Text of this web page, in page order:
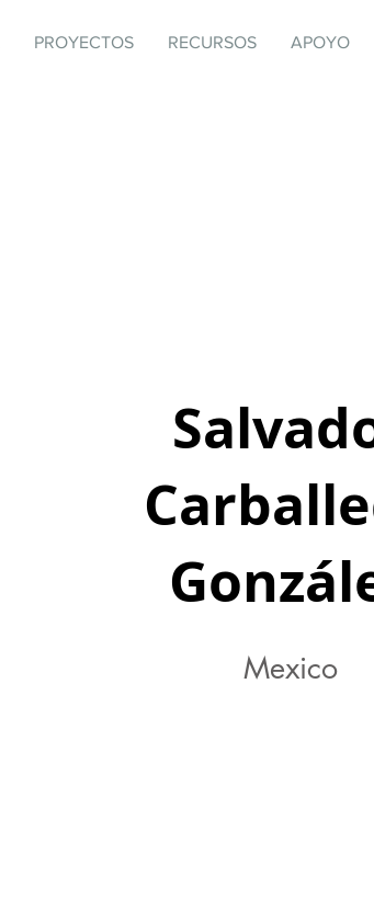
PROYECTOS RECURSOS APOYO
Mexico